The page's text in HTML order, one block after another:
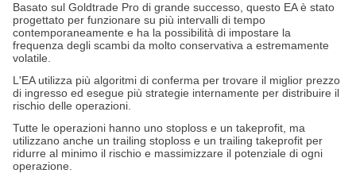
Basato sul Goldtrade Pro di grande successo, questo EA è stato
progettato per funzionare su più intervalli di tempo
contemporaneamente e ha la possibilità di impostare la
frequenza degli scambi da molto conservativa a estremamente
volatile.
L'EA utilizza più algoritmi di conferma per trovare il miglior prezzo
di ingresso ed esegue più strategie internamente per distribuire il
rischio delle operazioni.
Tutte le operazioni hanno uno stoploss e un takeprofit, ma
utilizzano anche un trailing stoploss e un trailing takeprofit per
ridurre al minimo il rischio e massimizzare il potenziale di ogni
operazione.